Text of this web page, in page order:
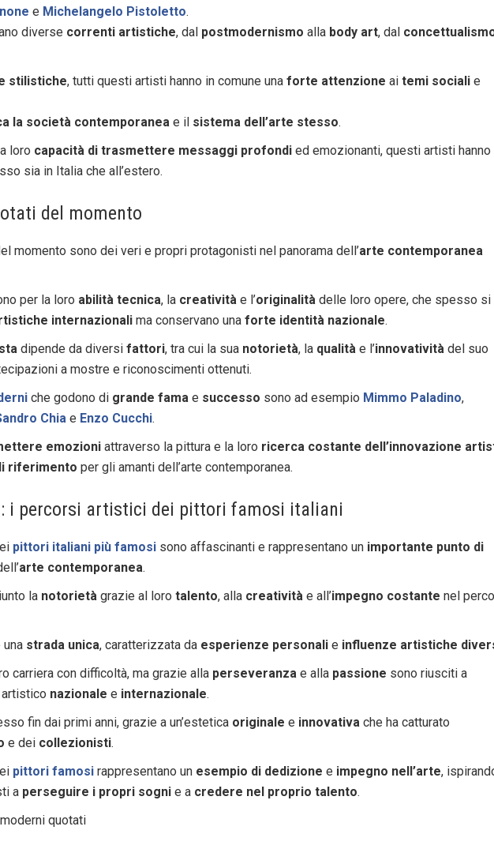
e Michelangelo Pistoletto.
diverse correnti artistiche, dal postmodernismo alla body art, dal
stilistiche, tutti questi artisti hanno in comune una forte attenzione ai temi sociali e
la società contemporanea e il sistema dell’arte stesso.
loro capacità di trasmettere messaggi profondi ed emozionanti, questi artisti hanno
sia in Italia che all’estero.
del momento
momento sono dei veri e propri protagonisti nel panorama dell’arte contemporanea
per la loro abilità tecnica, la creatività e l’originalità delle loro opere, che spesso si
internazionali ma conservano una forte identità nazionale.
dipende da diversi fattori, tra cui la sua notorietà, la qualità e l’innovatività del suo
a mostre e riconoscimenti ottenuti.
che godono di grande fama e successo sono ad esempio Mimmo Paladino,
Chia e Enzo Cucchi.
emozioni attraverso la pittura e la loro ricerca costante dell’innovazione
riferimento per gli amanti dell’arte contemporanea.
i percorsi artistici dei pittori famosi italiani
pittori italiani più famosi sono affascinanti e rappresentano un importante punto di
arte contemporanea.
la notorietà grazie al loro talento, alla creatività e all’impegno costante nel
strada unica, caratterizzata da esperienze personali e influenze artistiche
carriera con difficoltà, ma grazie alla perseveranza e alla passione sono riusciti a
artistico nazionale e internazionale.
fin dai primi anni, grazie a un’estetica originale e innovativa che ha catturato
e dei collezionisti.
pittori famosi rappresentano un esempio di dedizione e impegno nell’arte,
a perseguire i propri sogni e a credere nel proprio talento.